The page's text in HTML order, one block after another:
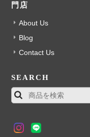
門店
About Us
Blog
Contact Us
SEARCH